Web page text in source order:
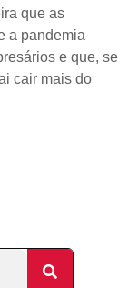
que as
a pandemia
e que, se
cair mais do